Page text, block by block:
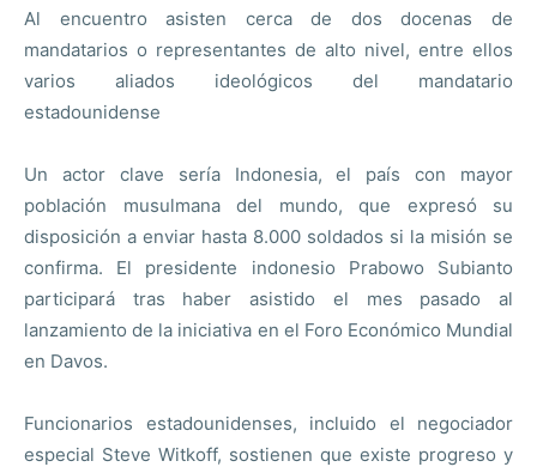
Al encuentro asisten cerca de dos docenas de
mandatarios o representantes de alto nivel, entre ellos
varios aliados ideológicos del mandatario
estadounidense
Un actor clave sería Indonesia, el país con mayor
población musulmana del mundo, que expresó su
disposición a enviar hasta 8.000 soldados si la misión se
confirma. El presidente indonesio Prabowo Subianto
participará tras haber asistido el mes pasado al
lanzamiento de la iniciativa en el Foro Económico Mundial
en Davos.
Funcionarios estadounidenses, incluido el negociador
especial Steve Witkoff, sostienen que existe progreso y